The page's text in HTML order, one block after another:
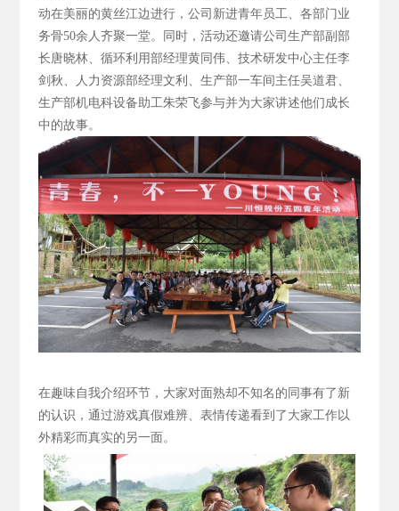
动在美丽的黄丝江边进行，公司新进青年员工、各部门业
务骨50余人齐聚一堂。同时，活动还邀请公司生产部副部
长唐晓林、循环利用部经理黄同伟、技术研发中心主任李
剑秋、人力资源部经理文利、生产部一车间主任吴道君、
生产部机电科设备助工朱荣飞参与并为大家讲述他们成长
中的故事。
在趣味自我介绍环节，大家对面熟却不知名的同事有了新
的认识，通过游戏真假难辨、表情传递看到了大家工作以
外精彩而真实的另一面。